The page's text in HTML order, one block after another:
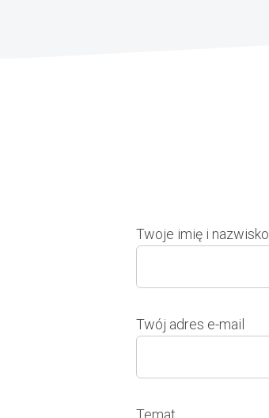
Twoje imię i nazwisko
Twój adres e-mail
Temat